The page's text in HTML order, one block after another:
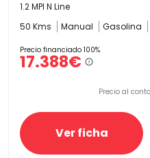
1.2 MPI N Line
50 Kms
Manual Gasolina
Precio financiado 100%
17.388€
Precio al
Ver ficha